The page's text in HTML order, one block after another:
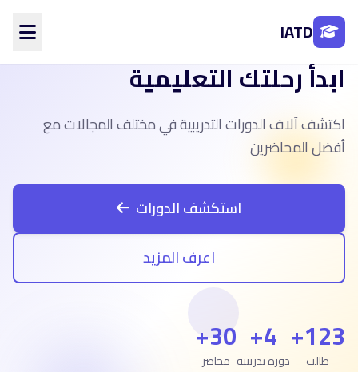
IATD
الرئيسية
الأقسام
المحاضرين
الفروع
تواصل معنا
إنشاء حساب
ابدأ رحلتك التعليمية
اكتشف آلاف الدورات التدريبية في مختلف المجالات مع
أفضل المحاضرين
استكشف الدورات
اعرف المزيد
123+
طالب
4+
دورة تدريبية
30+
محاضر